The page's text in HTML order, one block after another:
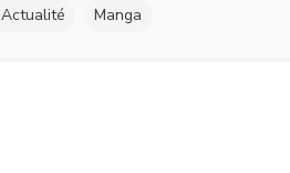
Actualité Manga